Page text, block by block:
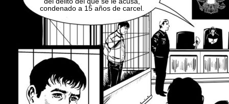
condenado a 15 años de carcel.